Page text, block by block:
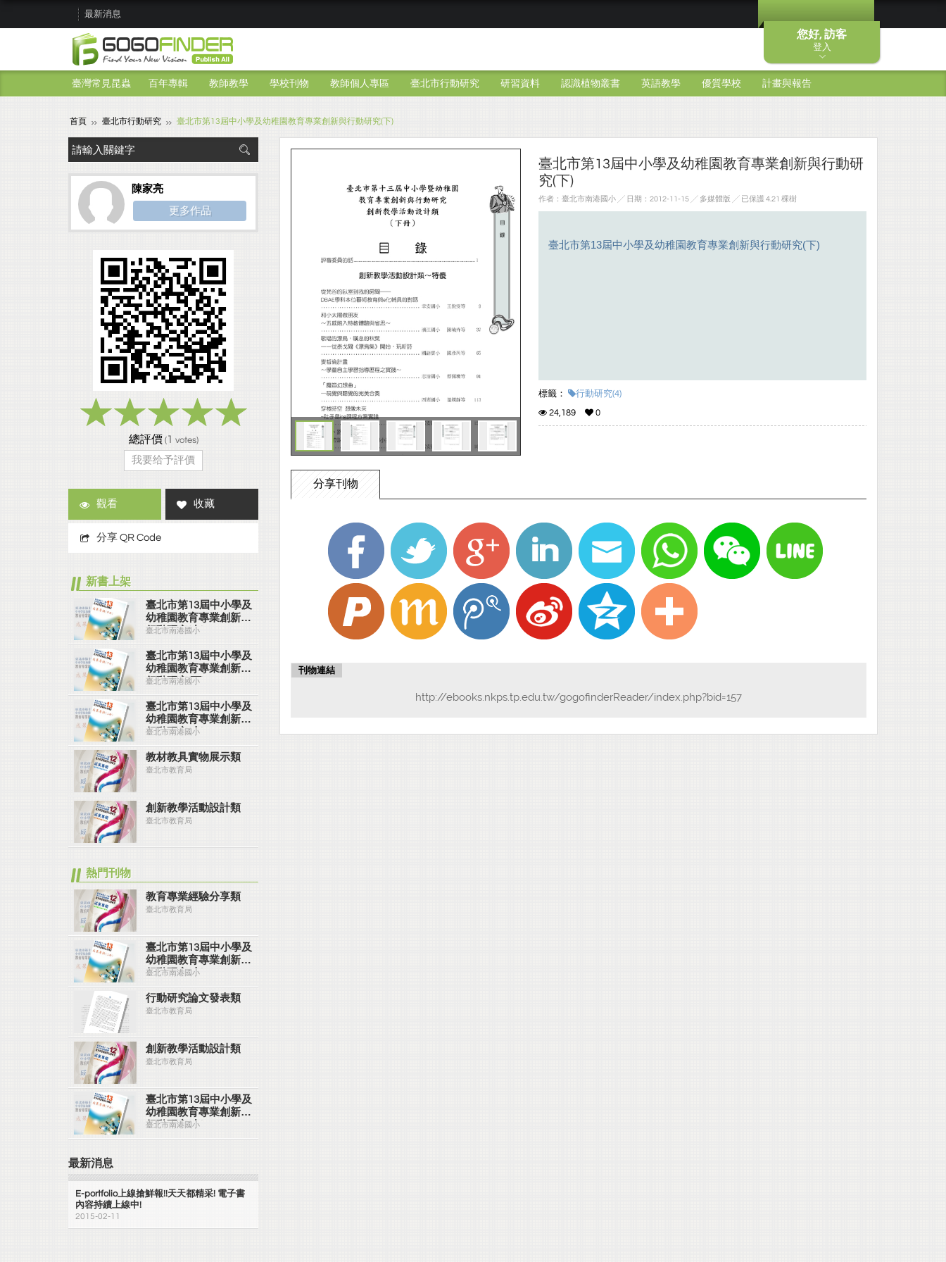
您好, 訪客
登入
最新消息
臺灣常見昆蟲 百年專輯 教師教學 學校刊物 教師個人專區 臺北市行動研究 研習資料 認識植物叢書 英語教學 優質學校 計畫與報告
首頁 臺北市行動研究 臺北市第13屆中小學及幼稚園教育專業創新與行動研究(下)
臺北市第13屆中小學及幼稚園教育專業創新與行動研
究(下)
作者：臺北市南港國小 ╱ 日期：2012-11-15 ╱ 多媒體版 ╱ 已保護 4.21 棵樹
臺北市第13屆中小學及幼稚園教育專業創新與行動研究(下)
標籤：
行動研究(4)
24,189
0
分享刊物
刊物連結
http://ebooks.nkps.tp.edu.tw/gogofinderReader/index.php?bid=157
陳家亮
更多作品
總評價 (1 votes)
我要给予評價
觀看 收藏
分享 QR Code
新書上架
臺北市第13屆中小學及
幼稚園教育專業創新與
行動研究(中)
臺北市南港國小
臺北市第13屆中小學及
幼稚園教育專業創新與
行動研究(下)
臺北市南港國小
臺北市第13屆中小學及
幼稚園教育專業創新與
行動研究(上)
臺北市南港國小
教材教具實物展示類
臺北市教育局
創新教學活動設計類
臺北市教育局
熱門刊物
教育專業經驗分享類
臺北市教育局
臺北市第13屆中小學及
幼稚園教育專業創新與
行動研究(上)
臺北市南港國小
行動研究論文發表類
臺北市教育局
創新教學活動設計類
臺北市教育局
臺北市第13屆中小學及
幼稚園教育專業創新與
行動研究(中)
臺北市南港國小
最新消息
E-portfolio上線搶鮮報!!天天都精采! 電子書
內容持續上線中!
2015-02-11